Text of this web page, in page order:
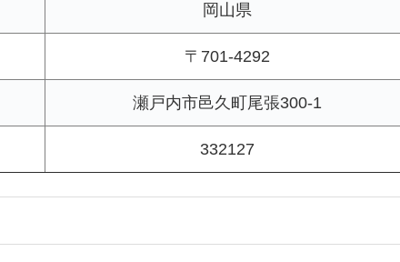
岡山県
〒701-4292
瀬戸内市邑久町尾張300-1
332127